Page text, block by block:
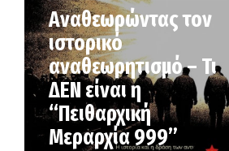
Αναθεωρώντας τον
ιστορικό
αναθεωρητισμό – Τι
ΔΕΝ είναι η
“Πειθαρχική
Μεραρχία 999”